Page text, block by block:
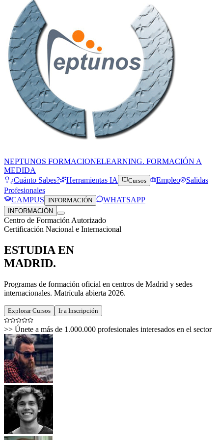
NEPTUNOS FORMACIONELEARNING. FORMACIÓN A
MEDIDA
¿Cuánto Sabes?
Herramientas IA Cursos Empleo
Salidas
Profesionales
CAMPUS INFORMACIÓN WHATSAPP
INFORMACIÓN
Centro de Formación Autorizado
Certificación Nacional e Internacional
ESTUDIA EN
MADRID.
Programas de formación oficial en centros de Madrid y sedes
internacionales. Matrícula abierta 2026.
Explorar Cursos Ir a Inscripción
>> Únete a más de 1.000.000 profesionales interesados en el sector